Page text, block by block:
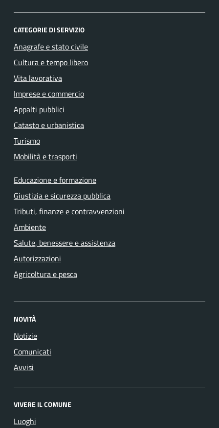
CATEGORIE DI SERVIZIO
Anagrafe e stato civile
Cultura e tempo libero
Vita lavorativa
Imprese e commercio
Appalti pubblici
Catasto e urbanistica
Turismo
Mobilità e trasporti
Educazione e formazione
Giustizia e sicurezza pubblica
Tributi, finanze e contravvenzioni
Ambiente
Salute, benessere e assistenza
Autorizzazioni
Agricoltura e pesca
NOVITÀ
Notizie
Comunicati
Avvisi
VIVERE IL COMUNE
Luoghi